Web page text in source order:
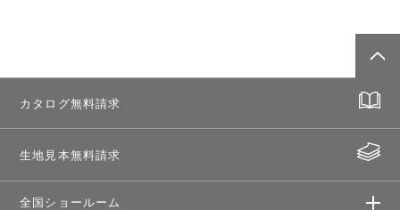
カタログ無料請求
生地見本無料請求
全国ショールーム